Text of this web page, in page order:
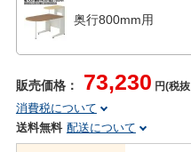
奥行800mm用
販売価格： 73,230 円(税
消費税について
送料無料 配送について